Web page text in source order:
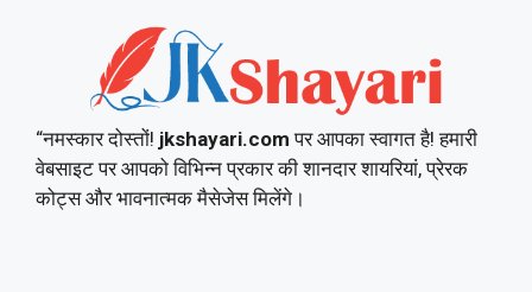
“नमस्कार दोस्तों! jkshayari.comपर आपका स्वागत है! हमारी
वेबसाइट पर आपको विभिन्न प्रकार की शानदार शायरियां, प्रेरक
कोट्स और भावनात्मक मैसेजेस मिलेंगे।